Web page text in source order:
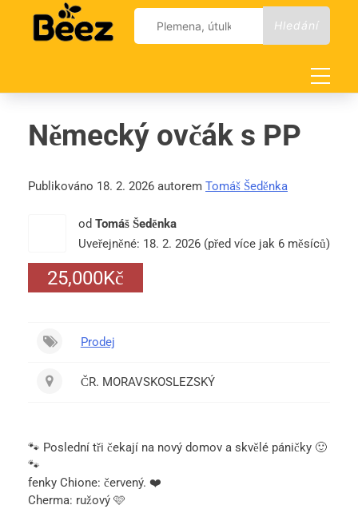
content
Vyhledávání
Německý ovčák s PP
Publikováno 18. 2. 2026 autorem Tomáš Šeděnka
od Tomáš Šeděnka
Uveřejněné: 18. 2. 2026 (před více jak 6 měsíců)
25,000Kč
Prodej
ČR. MORAVSKOSLEZSKÝ
🐾 Poslední tři čekají na nový domov a skvělé páničky 🙂
🐾
fenky Chione: červený. ❤️
Cherma: ružový 🩷